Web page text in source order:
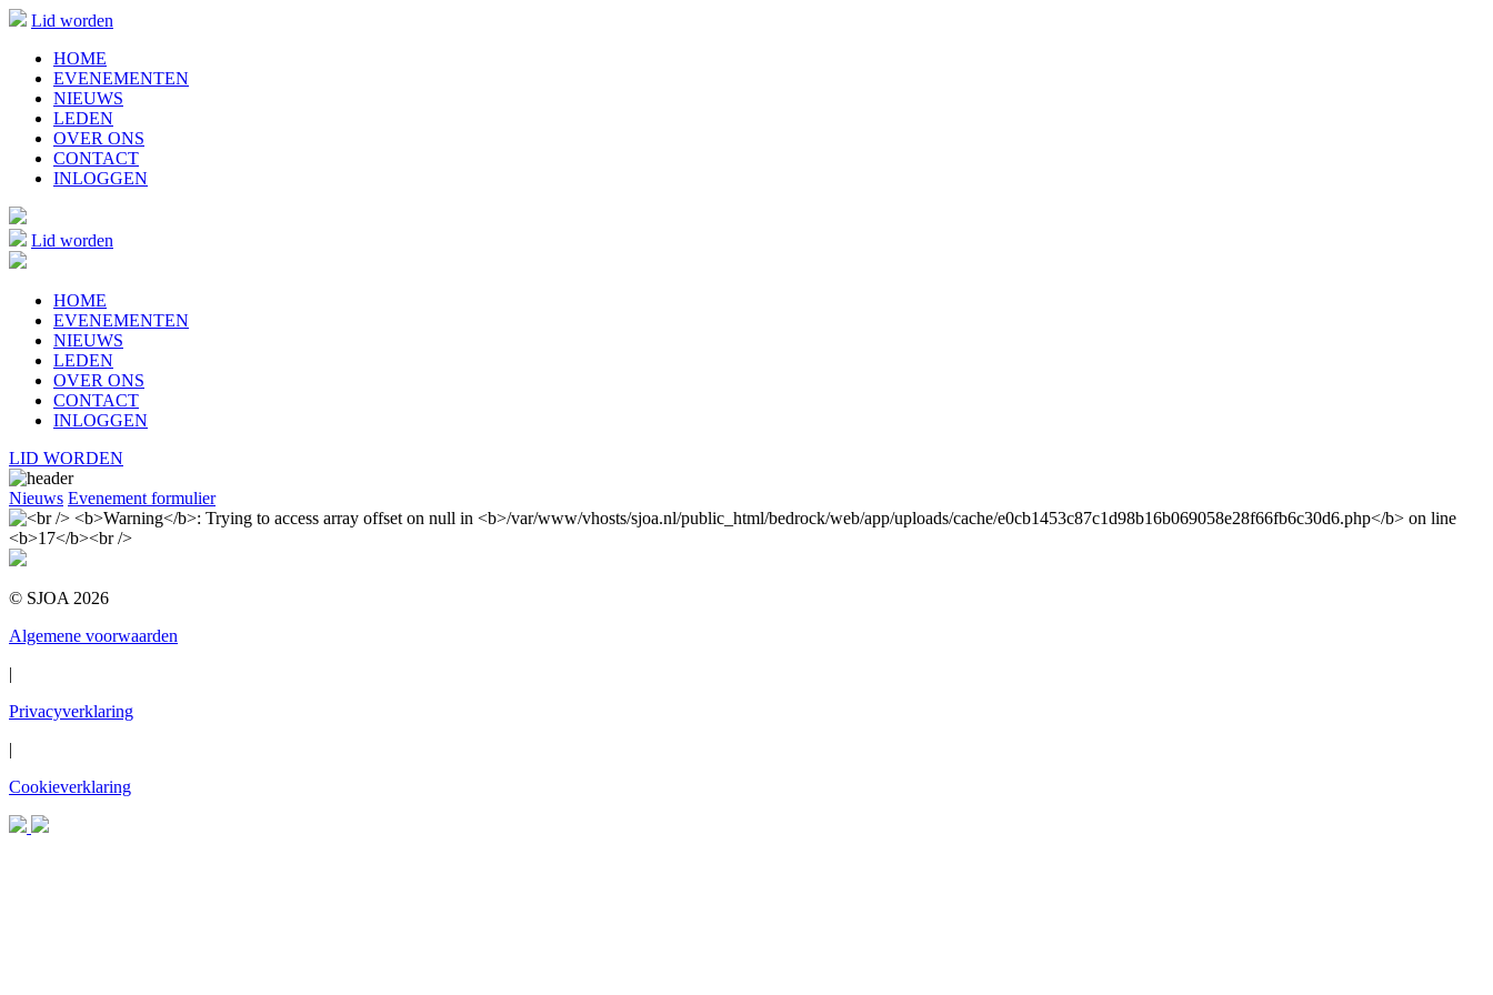
Lid worden
HOME
EVENEMENTEN
NIEUWS
LEDEN
OVER ONS
CONTACT
INLOGGEN
Lid worden
HOME
EVENEMENTEN
NIEUWS
LEDEN
OVER ONS
CONTACT
INLOGGEN
LID WORDEN
Nieuws Evenement formulier
© SJOA 2026
Algemene voorwaarden
|
Privacyverklaring
|
Cookieverklaring